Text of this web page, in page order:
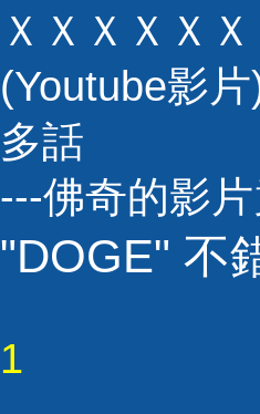
ＸＸＸＸＸ
(Youtube影
多話
---佛奇的影
"DOGE" 不
1